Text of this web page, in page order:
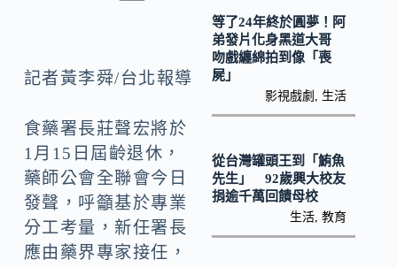
o
o
k
y
n
k
記者黃李舜/台北報導
食藥署長莊聲宏將於
1月15日屆齡退休，
藥師公會全聯會今日
發聲，呼籲基於專業
分工考量，新任署長
應由藥界專家接任，
等了24年終於圓夢！阿
弟發片化身黑道大哥
吻戲纏綿拍到像「喪
屍」
影視戲劇 生活
從台灣罐頭王到「鮪魚
先生」 92歲興大校友
捐逾千萬回饋母校
生活 ,教育